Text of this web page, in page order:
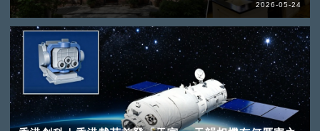
2026-05-24